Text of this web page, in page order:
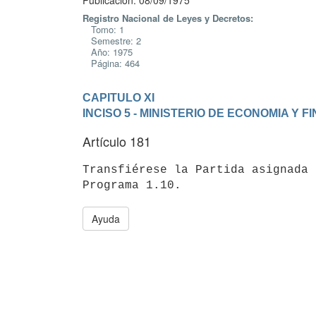
Registro Nacional de Leyes y Decretos:
Tomo: 1
Semestre: 2
Año: 1975
Página: 464
CAPITULO XI
INCISO 5 - MINISTERIO DE ECONOMIA Y
Artículo 181
Transfiérese la Partida asignada
Ayuda